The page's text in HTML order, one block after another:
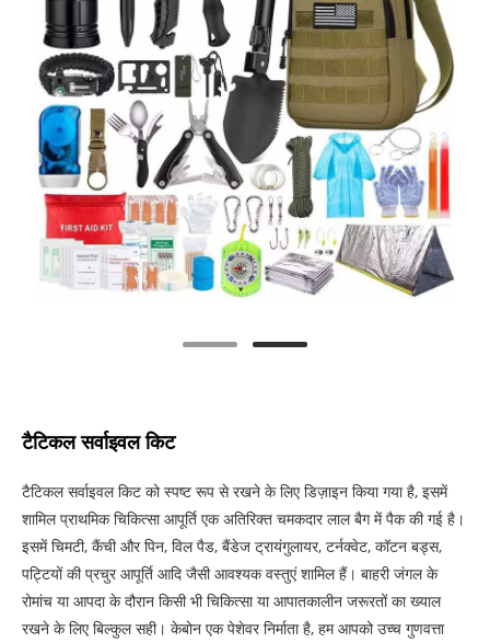
टैटिकल सर्वाइवल किट
टैटिकल सर्वाइवल किट को स्पष्ट रूप से रखने के लिए डिज़ाइन किया गया है, इसमें
शामिल प्राथमिक चिकित्सा आपूर्ति एक अतिरिक्त चमकदार लाल बैग में पैक की गई है।
इसमें चिमटी, कैंची और पिन, विल पैड, बैंडेज ट्रायंगुलायर, टर्नक्वेट, कॉटन बड्स,
पट्टियों की प्रचुर आपूर्ति आदि जैसी आवश्यक वस्तुएं शामिल हैं। बाहरी जंगल के
रोमांच या आपदा के दौरान किसी भी चिकित्सा या आपातकालीन जरूरतों का ख्याल
रखने के लिए बिल्कुल सही। केबोन एक पेशेवर निर्माता है, हम आपको उच्च गुणवत्ता